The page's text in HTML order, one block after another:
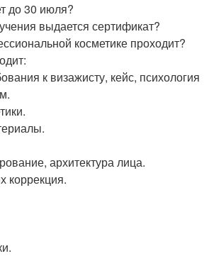
до 30 июля?
выдается сертификат?
косметике проходит?
к визажисту, кейс, психология
архитектура лица.
коррекция.